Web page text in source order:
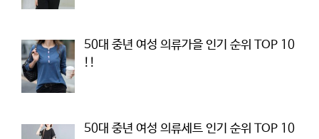
50대 중년 여성 의류가을 인기 순위 TOP 10
!!
50대 중년 여성 의류세트 인기 순위 TOP 10